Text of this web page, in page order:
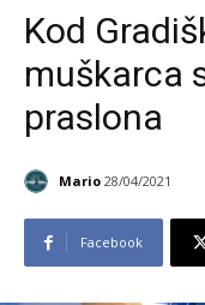
Kod
muškarca
praslona
Mario 28/04/2021
Facebook